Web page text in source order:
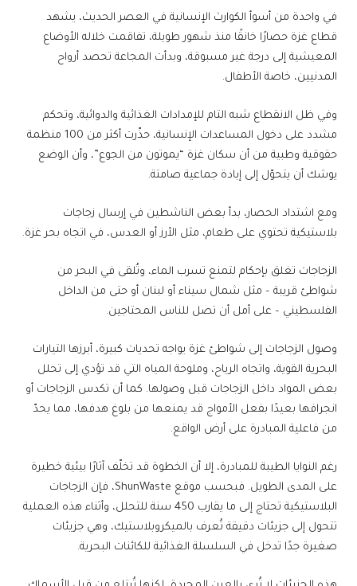
في واحدة من أسوأ الكوارث الإنسانية في العصر الحديث، يشهد
قطاع غزة حصارًا خانقًا منذ شهور طويلة، تفاقمت خلاله الأوضاع
المعيشية إلى درجة غير مسبوقة، وبدأت المجاعة تحصد أرواح
المدنيين، خاصة الأطفال.
وفي ظل الانقطاع شبه التام للإمدادات الغذائية والدوائية، وتحكم
مشدد على دخول المساعدات الإنسانية، حذّرت أكثر من 100 منظمة
حقوقية وطبية من أن سكان غزة “يموتون من الجوع”، وأن الوضع
يوشك أن يتحوّل إلى إبادة جماعية صامتة.
ومع اشتداد الحصار، بدأ بعض الناشطين في إرسال زجاجات
بلاستيكية تحتوي على طعام، مثل الأرز أو العدس، في اتجاه بحر غزة.
الزجاجات تغلق بإحكام لتمنع تسرب الماء، وتُلقى في البحر من
شواطئ قريبة – مثل شمال سيناء أو لبنان أو حتى من الداخل
الفلسطيني – على أمل أن تصل للناس المحتاجين.
وصول الزجاجات إلى شواطئ غزة يواجه تحديات كبيرة، أبرزها التيارات
البحرية القوية، واتجاه الرياح، وملوحة المياه التي قد تؤدي إلى تحلل
بعض المواد داخل الزجاجات قبل وصولها. كما أن تكدس الزجاجات أو
انجرافها بعيدًا بفعل الأمواج قد يمنعها من بلوغ هدفها، مما يحدّ
من فاعلية المبادرة على أرض الواقع.
رغم النوايا الطيبة للمبادرة، إلا أن الخطوة قد تخلّف آثارًا بيئية خطيرة
على المدى الطويل. فبحسب موقع ShunWaste، فإن الزجاجات
البلاستيكية تحتاج إلى ما يقارب 450 سنة للتحلل، وأثناء هذه العملية
تتحول إلى جزيئات دقيقة تُعرف بالميكروبلاستيك، وهي جزيئات
صغيرة جدًا تدخل في السلسلة الغذائية للكائنات البحرية.